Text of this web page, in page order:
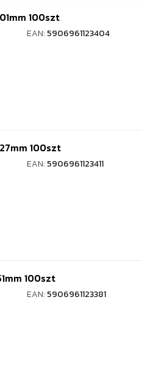
100szt
EAN: 5906961123404
100szt
EAN: 5906961123411
100szt
EAN: 5906961123381